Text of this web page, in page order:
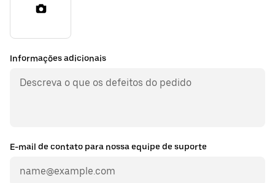
Informações adicionais
E-mail de contato para nossa equipe de suporte